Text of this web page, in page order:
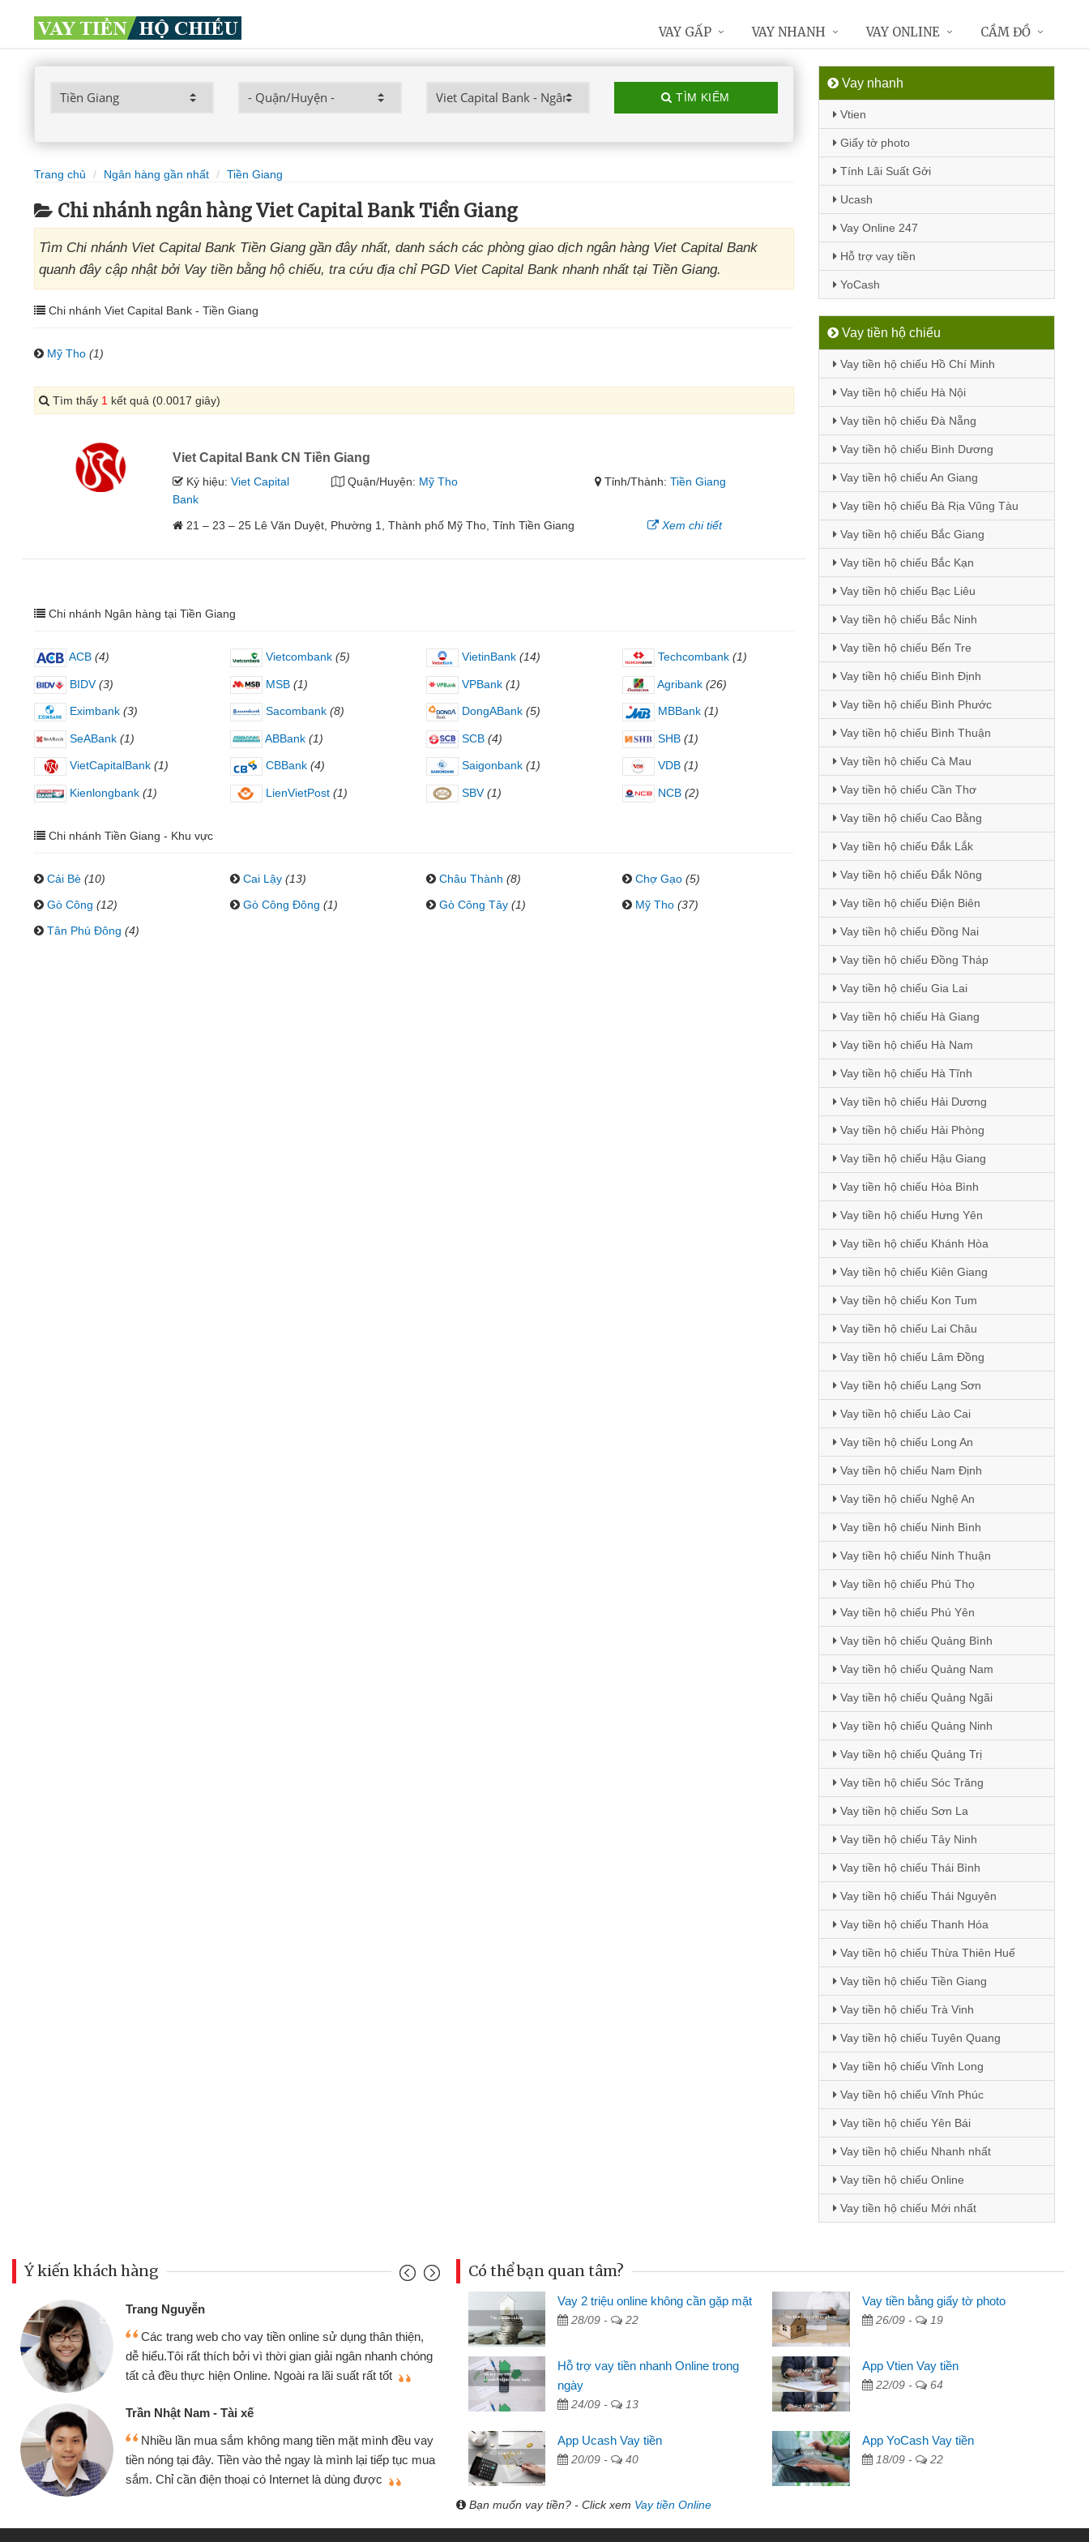
TÌM KIẾM
Trang chủ Ngân hàng gần nhất Tiền Giang
Chi nhánh ngân hàng Viet Capital Bank Tiền Giang
Tìm Chi nhánh Viet Capital Bank Tiền Giang gần đây nhất, danh sách các phòng giao dịch ngân hàng Viet Capital Bank
quanh đây cập nhật bởi Vay tiền bằng hộ chiếu, tra cứu địa chỉ PGD Viet Capital Bank nhanh nhất tại Tiền Giang.
Chi nhánh Viet Capital Bank - Tiền Giang
Mỹ Tho (1)
Tìm thấy 1 kết quả (0.0017 giây)
Viet Capital Bank CN Tiền Giang
Ký hiệu:Viet Capital
Bank
Quận/Huyện: Mỹ Tho Tỉnh/Thành:Tiền Giang
21 – 23 – 25 Lê Văn Duyệt, Phường 1, Thành phố Mỹ Tho, Tỉnh Tiền Giang Xem chi tiết
Chi nhánh Ngân hàng tại Tiền Giang
ACB (4) Vietcombank (5) VietinBank (14) Techcombank (1)
BIDV (3) MSB (1) VPBank (1) Agribank (26)
Eximbank (3) Sacombank (8) DongABank (5) MBBank (1)
SeABank (1) ABBank (1) SCB (4) SHB (1)
VietCapitalBank (1) CBBank (4) Saigonbank (1) VDB (1)
Kienlongbank (1) LienVietPost (1) SBV (1) NCB (2)
Chi nhánh Tiền Giang - Khu vực
Cái Bè (10) Cai Lậy (13) Châu Thành (8) Chợ Gạo (5)
Gò Công (12) Gò Công Đông (1) Gò Công Tây (1) Mỹ Tho (37)
Tân Phú Đông (4)
Vay nhanh
Vtien
Giấy tờ photo
Tính Lãi Suất Gởi
Ucash
Vay Online 247
Hỗ trợ vay tiền
YoCash
Vay tiền hộ chiếu
Vay tiền hộ chiếu Hồ Chí Minh
Vay tiền hộ chiếu Hà Nội
Vay tiền hộ chiếu Đà Nẵng
Vay tiền hộ chiếu Bình Dương
Vay tiền hộ chiếu An Giang
Vay tiền hộ chiếu Bà Rịa Vũng Tàu
Vay tiền hộ chiếu Bắc Giang
Vay tiền hộ chiếu Bắc Kạn
Vay tiền hộ chiếu Bạc Liêu
Vay tiền hộ chiếu Bắc Ninh
Vay tiền hộ chiếu Bến Tre
Vay tiền hộ chiếu Bình Định
Vay tiền hộ chiếu Bình Phước
Vay tiền hộ chiếu Bình Thuận
Vay tiền hộ chiếu Cà Mau
Vay tiền hộ chiếu Cần Thơ
Vay tiền hộ chiếu Cao Bằng
Vay tiền hộ chiếu Đắk Lắk
Vay tiền hộ chiếu Đắk Nông
Vay tiền hộ chiếu Điện Biên
Vay tiền hộ chiếu Đồng Nai
Vay tiền hộ chiếu Đồng Tháp
Vay tiền hộ chiếu Gia Lai
Vay tiền hộ chiếu Hà Giang
Vay tiền hộ chiếu Hà Nam
Vay tiền hộ chiếu Hà Tĩnh
Vay tiền hộ chiếu Hải Dương
Vay tiền hộ chiếu Hải Phòng
Vay tiền hộ chiếu Hậu Giang
Vay tiền hộ chiếu Hòa Bình
Vay tiền hộ chiếu Hưng Yên
Vay tiền hộ chiếu Khánh Hòa
Vay tiền hộ chiếu Kiên Giang
Vay tiền hộ chiếu Kon Tum
Vay tiền hộ chiếu Lai Châu
Vay tiền hộ chiếu Lâm Đồng
Vay tiền hộ chiếu Lạng Sơn
Vay tiền hộ chiếu Lào Cai
Vay tiền hộ chiếu Long An
Vay tiền hộ chiếu Nam Định
Vay tiền hộ chiếu Nghệ An
Vay tiền hộ chiếu Ninh Bình
Vay tiền hộ chiếu Ninh Thuận
Vay tiền hộ chiếu Phú Thọ
Vay tiền hộ chiếu Phú Yên
Vay tiền hộ chiếu Quảng Bình
Vay tiền hộ chiếu Quảng Nam
Vay tiền hộ chiếu Quảng Ngãi
Vay tiền hộ chiếu Quảng Ninh
Vay tiền hộ chiếu Quảng Trị
Vay tiền hộ chiếu Sóc Trăng
Vay tiền hộ chiếu Sơn La
Vay tiền hộ chiếu Tây Ninh
Vay tiền hộ chiếu Thái Bình
Vay tiền hộ chiếu Thái Nguyên
Vay tiền hộ chiếu Thanh Hóa
Vay tiền hộ chiếu Thừa Thiên Huế
Vay tiền hộ chiếu Tiền Giang
Vay tiền hộ chiếu Trà Vinh
Vay tiền hộ chiếu Tuyên Quang
Vay tiền hộ chiếu Vĩnh Long
Vay tiền hộ chiếu Vĩnh Phúc
Vay tiền hộ chiếu Yên Bái
Vay tiền hộ chiếu Nhanh nhất
Vay tiền hộ chiếu Online
Vay tiền hộ chiếu Mới nhất
VAY GẤP VAY NHANH VAY ONLINE CẦM ĐỒ
Ý kiến khách hàng
thân thiện,
chóng
tốt
đều vay
tiếp tục mua
Đoàn Hữu Cảnh
Mình cần tiền gấp nên định cầm cố chiếc xe wave
nhưng thật may đã có gói vay tiền bằng CMND online
không cần gặp mặt nên rất tiện lợi, sẽ giới thiệu cho bạn
Tôi kinh doanh buôn bán nhỏ lẻ nhiều lúc cần vốn nhập
hàng, nhờ biết đến website qua bạn bè giới thiệu tôi đã giải
quyết được công việc của mình nhanh chóng
Mai Lan - Sinh viên
Tôi biết đến thông qua quảng cáo trên facebook. Tôi là
sinh viên nên cần đóng tiền nhà, sinh nhật bạn bè, mà đọc
thấy thủ tục nhanh gọn nên tôi quyết định vay
Lâm Minh Chánh
Mất 2 tuần các ngân hàng không ai cho vay. Trong khi
cần có 2 triệu để giải quyết việc riêng, trong 1-2 ngày tôi trả
được thôi. Cảm ơn đã giúp tôi kịp thời và nhanh chóng
Có thể bạn quan tâm?
Vay 2 triệu online không cần gặp mặt
28/09 - 22
Vay tiền bằng giấy tờ photo
26/09 - 19
Hỗ trợ vay tiền nhanh Online trong
ngày
24/09 - 13
App Vtien Vay tiền
22/09 - 64
App Ucash Vay tiền
20/09 - 40
App YoCash Vay tiền
18/09 - 22
Bạn muốn vay tiền? - Click xem Vay tiền Online